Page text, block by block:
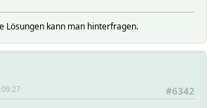
Lösungen kann man hinterfragen.
#6342